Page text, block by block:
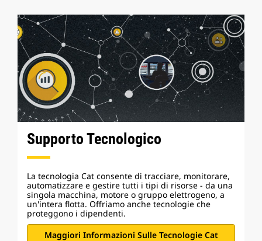
Supporto Tecnologico
La tecnologia Cat consente di tracciare, monitorare,
automatizzare e gestire tutti i tipi di risorse - da una
singola macchina, motore o gruppo elettrogeno, a
un'intera flotta. Offriamo anche tecnologie che
proteggono i dipendenti.
Maggiori Informazioni Sulle Tecnologie Cat